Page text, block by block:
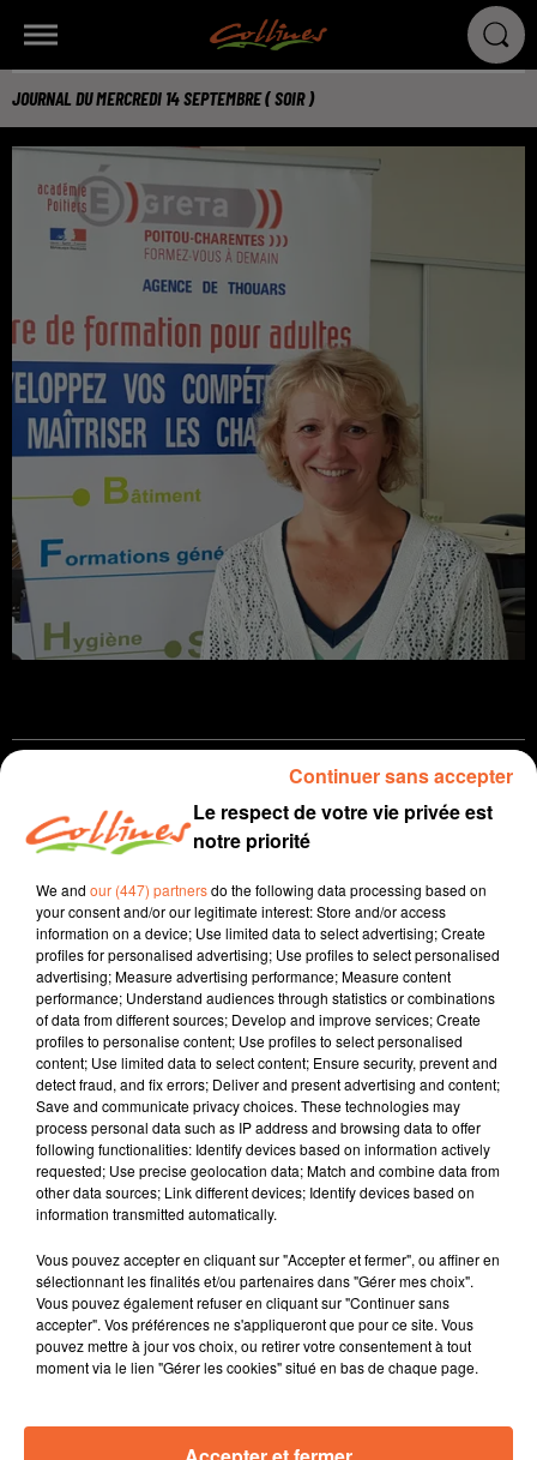
JOURNAL DU MERCREDI 14 SEPTEMBRE ( SOIR )
14 septembre 2022 - 14 min 18 sec
JOURNAL DU MERCREDI 14 SEPTEMBRE ( SOIR )
Patrice Bémanangy
L'info près de chez vous.
Le directeur général de la Caisse Nationale des
Allocations Familiales Nicolas Grivel à Bressuire cet
après-midi. Ce dernier a visté la future crêche inter-
entreprises portée par 4 sociétés bocaines.
En bocage bressuirais, les entreprises peinent à
recruter d'où l'importance du Job Dating orgainsé le 20
Oct. prochain à Bocapole.
Le Greta, un des nombreux organismes présents ce
formation fait sa rentrée " ( photo ).
Le choix du cabinet d’architecte pour la réalisation du
la future médiathèque de Thouars validé hier soir par le
conseil communautaire.
La piste de karting de Moutiers sous Chantemerle
Le respect de votre vie privée est
notre priorité
We and our (447) partnersdo the following data processing based on
your consent and/or our legitimate interest: Store and/or access
information on a device; Use limited data to select advertising; Create
profiles for personalised advertising; Use profiles to select personalised
advertising; Measure advertising performance; Measure content
performance; Understand audiences through statistics or combinations
of data from different sources; Develop and improve services; Create
profiles to personalise content; Use profiles to select personalised
content; Use limited data to select content; Ensure security, prevent and
detect fraud, and fix errors; Deliver and present advertising and content;
Save and communicate privacy choices. These technologies may
process personal data such as IP address and browsing data to offer
following functionalities: Identify devices based on information actively
requested; Use precise geolocation data; Match and combine data from
other data sources; Link different devices; Identify devices based on
information transmitted automatically.
Vous pouvez accepter en cliquant sur "Accepter et fermer", ou affiner en
sélectionnant les finalités et/ou partenaires dans "Gérer mes choix".
Vous pouvez également refuser en cliquant sur "Continuer sans
accepter". Vos préférences ne s'appliqueront que pour ce site. Vous
pouvez mettre à jour vos choix, ou retirer votre consentement à tout
moment via le lien "Gérer les cookies" situé en bas de chaque page.
Continuer sans accepter